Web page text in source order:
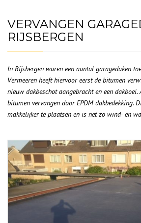
VERVANGEN
RIJSBERGEN
In Rijsbergen waren een aantal garagedaken
Vermeeren heeft hiervoor eerst de bitumen
nieuw dakbeschot aangebracht en een
bitumen vervangen door EPDM dakbedekking.
makkelijker te plaatsen en is net zo wind- en